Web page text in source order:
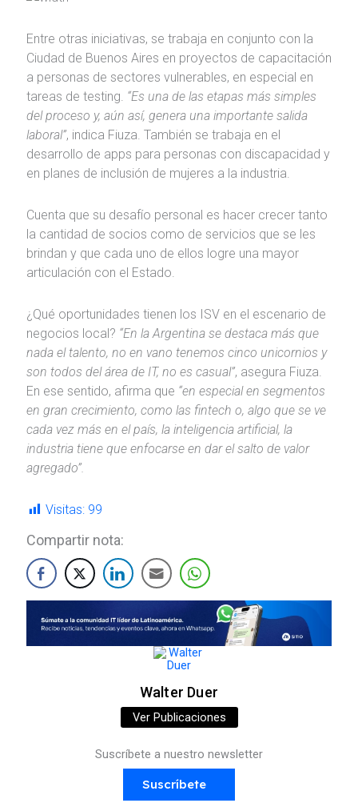
Entre otras iniciativas, se trabaja en conjunto con la
Ciudad de Buenos Aires en proyectos de capacitación
a personas de sectores vulnerables, en especial en
tareas de testing. “Es una de las etapas más simples
del proceso y, aún así, genera una importante salida
laboral”, indica Fiuza. También se trabaja en el
desarrollo de apps para personas con discapacidad y
en planes de inclusión de mujeres a la industria.
Cuenta que su desafío personal es hacer crecer tanto
la cantidad de socios como de servicios que se les
brindan y que cada uno de ellos logre una mayor
articulación con el Estado.
¿Qué oportunidades tienen los ISV en el escenario de
negocios local? “En la Argentina se destaca más que
nada el talento, no en vano tenemos cinco unicornios y
son todos del área de IT, no es casual”, asegura Fiuza.
En ese sentido, afirma que “en especial en segmentos
en gran crecimiento, como las fintech o, algo que se ve
cada vez más en el país, la inteligencia artificial, la
industria tiene que enfocarse en dar el salto de valor
agregado”.
Visitas: 99
Compartir nota:
Walter Duer
Ver Publicaciones
Suscríbete a nuestro newsletter
Suscríbete